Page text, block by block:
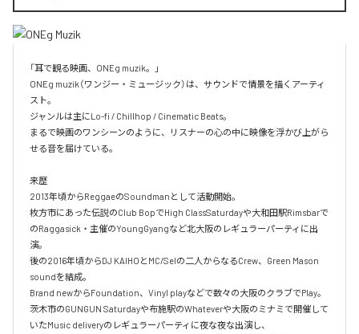
「耳で観る映画、ONEg muzik。」
ONEg muzik（ワンジー・ミュージック）は、サウンドで情景を描くアーティ
スト。
ジャンルは主にLo-fi / Chillhop / Cinematic Beats。
まるで映画のワンシーンのように、リスナーの心の中に映像を浮かび上がら
せる音を届けている。
来歴
2013年頃からReggaeのSoundmanとして活動開始。
枚方市にあった伝説のClub BopでHigh ClassSaturdayや大和田駅Rimsbarで
のRaggasick・主催のYoungGyangなど北大阪のレギュラーパーティに出
演。
後の2016年頃からDJ KAIHOとMC/Selの二人からなるCrew、Green Mason
soundを結成。
Brand newからFoundation、Vinyl playなどで数々の大阪のクラブでPlay。
茨木市のGUNGUN Saturdayや布施駅のWhateverや大阪のミナミで開催して
いたMusic deliveryのレギュラーパーティに夜な夜な出演し、